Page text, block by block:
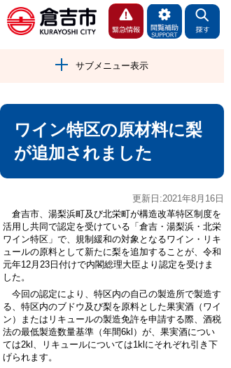
サブメニュー表示
ワイン特区の原材料に梨
が追加されました
更新日:2021年8月16日
倉吉市、湯梨浜町及び北栄町が構造改革特区制度を
活用し共同で認定を受けている「倉吉・湯梨浜・北栄
ワイン特区」で、規制緩和の対象となるワイン・リキ
ュールの原料として新たに梨を追加することが、令和
元年12月23日付けで内閣総理大臣より認定を受けま
した。
今回の認定により、特区内の自己の製造所で製造す
る、特区内のブドウ及び梨を原料とした果実酒（ワイ
ン）またはリキュールの製造免許を申請する際、酒税
法の最低製造数量基準（年間6kl）が、果実酒につい
ては2kl、リキュールについては1klにそれぞれ引き下
げられます。